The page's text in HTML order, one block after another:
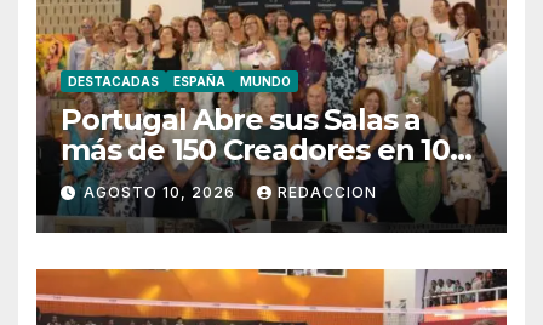
DESTACADAS ESPAÑA MUNDO
Portugal Abre sus Salas a
más de 150 Creadores en 100
Artistas Gondomar 2026
AGOSTO 10, 2026 REDACCION